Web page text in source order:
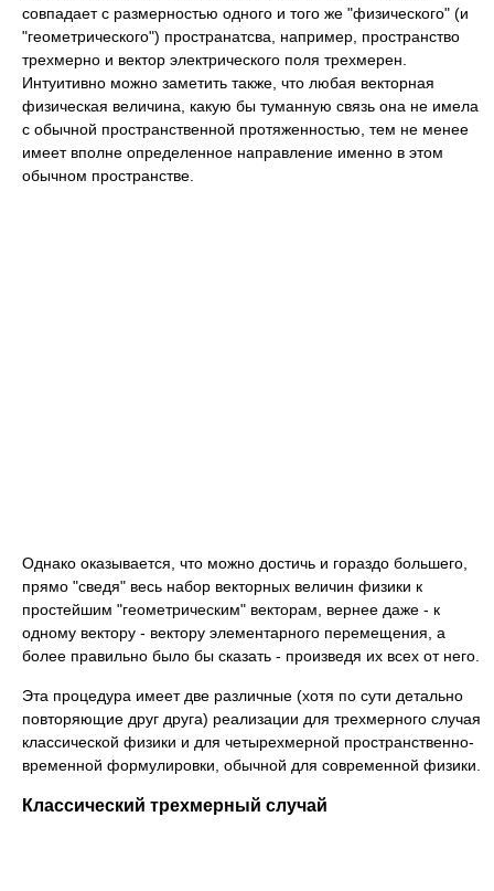
совпадает с размерностью одного и того же "физического" (и
"геометрического") пространатсва, например, пространство
трехмерно и вектор электрического поля трехмерен.
Интуитивно можно заметить также, что любая векторная
физическая величина, какую бы туманную связь она не имела
с обычной пространственной протяженностью, тем не менее
имеет вполне определенное направление именно в этом
обычном пространстве.
Однако оказывается, что можно достичь и гораздо большего,
прямо "сведя" весь набор векторных величин физики к
простейшим "геометрическим" векторам, вернее даже - к
одному вектору - вектору элементарного перемещения, а
более правильно было бы сказать - произведя их всех от него.
Эта процедура имеет две различные (хотя по сути детально
повторяющие друг друга) реализации для трехмерного случая
классической физики и для четырехмерной пространственно-
временной формулировки, обычной для современной физики.
Классический трехмерный случай